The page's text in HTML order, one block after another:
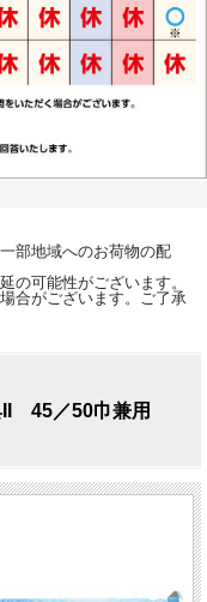
部地域へのお荷物の配
の可能性がございます。
合がございます。ご了承
45／50巾兼用